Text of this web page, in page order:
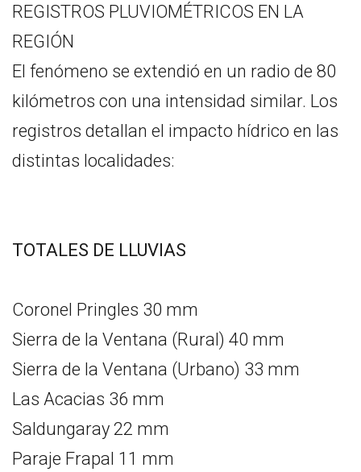
REGISTROS PLUVIOMÉTRICOS EN LA
REGIÓN
El fenómeno se extendió en un radio de 80
kilómetros con una intensidad similar. Los
registros detallan el impacto hídrico en las
distintas localidades:
TOTALES DE LLUVIAS
Coronel Pringles 30 mm
Sierra de la Ventana (Rural) 40 mm
Sierra de la Ventana (Urbano) 33 mm
Las Acacias 36 mm
Saldungaray 22 mm
Paraje Frapal 11 mm